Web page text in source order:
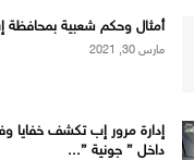
أمثال وحكم شعبية بمحافظة
مارس 30, 2021
إدارة مرور إب تكشف خفايا
داخل ” جونية ”...